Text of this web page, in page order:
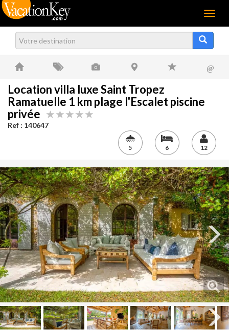
Menu
@
Location villa luxe Saint Tropez
Ramatuelle 1 km plage l'Escalet piscine
privée
Ref : 140647
5 6 12
Next